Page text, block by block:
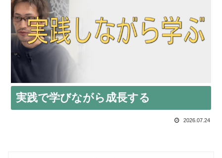
実践で学びながら成長する
2026.07.24